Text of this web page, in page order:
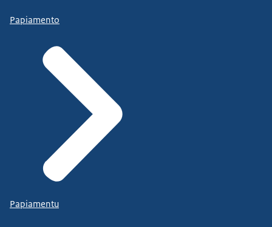
Papiamento
Papiamentu